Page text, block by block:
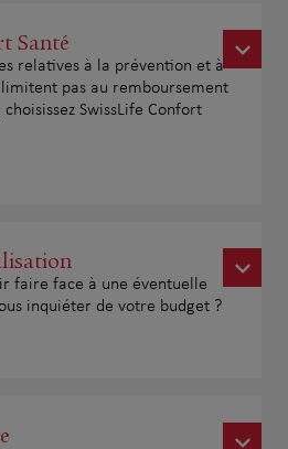
Santé
relatives à la prévention et à
pas au remboursement
SwissLife Confort
faire face à une éventuelle
inquiéter de votre budget ?